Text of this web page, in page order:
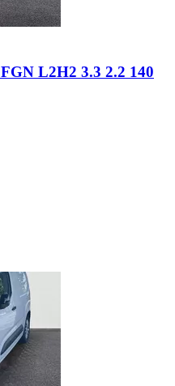
FGN L2H2 3.3 2.2 140